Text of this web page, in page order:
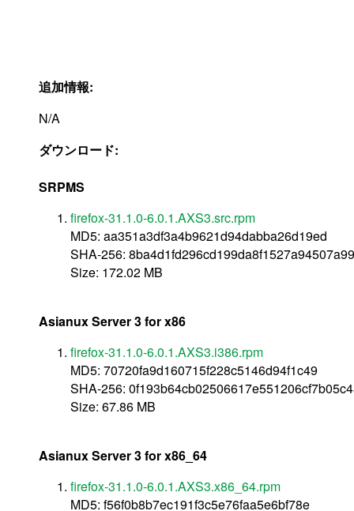
追加情報:
N/A
ダウンロード:
SRPMS
firefox-31.1.0-6.0.1.AXS3.src.rpm
MD5: aa351a3df3a4b9621d94dabba26d19ed
SHA-256:
Size: 172.02 MB
Asianux Server 3 for x86
firefox-31.1.0-6.0.1.AXS3.i386.rpm
MD5: 70720fa9d160715f228c5146d94f1c49
SHA-256:
Size: 67.86 MB
Asianux Server 3 for x86_64
firefox-31.1.0-6.0.1.AXS3.x86_64.rpm
MD5: f56f0b8b7ec191f3c5e76faa5e6bf78e